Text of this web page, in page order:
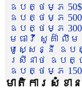
ឧបត្ថម្ភ 50$,
ឧបត្ថម្ភ
ឧបត្ថម្ភ
មេធាវី សួគ៌ា លឹ
មូសេ្សន្នី ឧបត្
ស្រីនាថ ឧបត្ថ
ឧបត្ថម្ភ
មាតិការសំខា